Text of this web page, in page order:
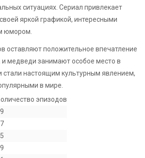
ситуациях. Сериал привлекает
яркой графикой, интересными
юмором.
оставляют положительное впечатление
медведи занимают особое место в
стали настоящим культурным явлением,
в мире.
эпизодов